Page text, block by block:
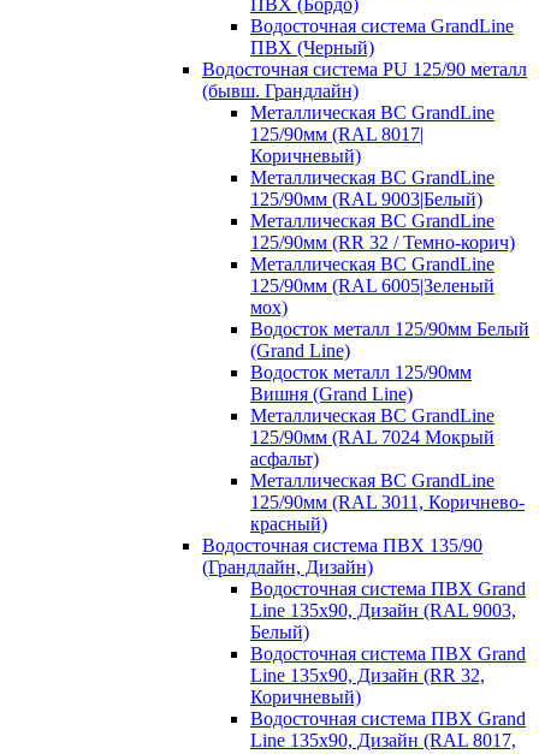
Водосточная система GrandLine
ПВХ (Черный)
Водосточная система PU 125/90 металл
(бывш. Грандлайн)
Металлическая ВС GrandLine
125/90мм (RAL 8017|
Коричневый)
Металлическая ВС GrandLine
125/90мм (RAL 9003|Белый)
Металлическая ВС GrandLine
125/90мм (RR 32 / Темно-корич)
Металлическая ВС GrandLine
125/90мм (RAL 6005|Зеленый
мох)
Водосток металл 125/90мм Белый
(Grand Line)
Водосток металл 125/90мм
Вишня (Grand Line)
Металлическая ВС GrandLine
125/90мм (RAL 7024 Мокрый
асфальт)
Металлическая ВС GrandLine
125/90мм (RAL 3011, Коричнево-
красный)
Водосточная система ПВХ 135/90
(Грандлайн, Дизайн)
Водосточная система ПВХ Grand
Line 135х90, Дизайн (RAL 9003,
Белый)
Водосточная система ПВХ Grand
Line 135х90, Дизайн (RR 32,
Коричневый)
Водосточная система ПВХ Grand
Line 135х90, Дизайн (RAL 8017,